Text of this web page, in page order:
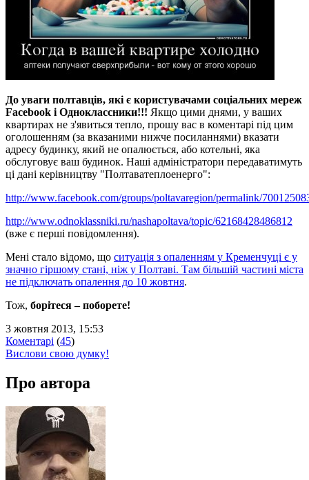
До уваги полтавців, які є користувачами соціальних мереж
Facebook і Одноклассники!!! Якщо цими днями, у ваших
квартирах не з'явиться тепло, прошу вас в коментарі під цим
оголошенням (за вказаними нижче посиланнями) вказати
адресу будинку, який не опалюється, або котельні, яка
обслуговує ваш будинок. Наші адміністратори передаватимуть
ці дані керівництву "Полтаватеплоенерго":
http://www.facebook.com/groups/poltavaregion/permalink/
http://www.odnoklassniki.ru/nashapoltava/topic/62168428486812
(вже є перші повідомлення).
Мені стало відомо, що ситуація з опаленням у Кременчуці є у
значно гіршому стані, ніж у Полтаві. Там більшій частині міста
не підключать опалення до 10 жовтня.
Тож, борітеся – поборете!
3 жовтня 2013, 15:53
Коментарі (45)
Вислови свою думку!
Про автора